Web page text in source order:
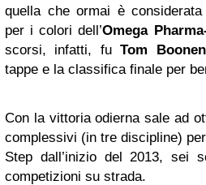
quella che ormai è
per i colori dell’Omega
scorsi, infatti, fuTom Boonen
tappe e la classifica finale per
Con la vittoria odierna sale ad
complessivi (in tre discipline)
Step dall’inizio del 2013, sei
competizioni su strada.